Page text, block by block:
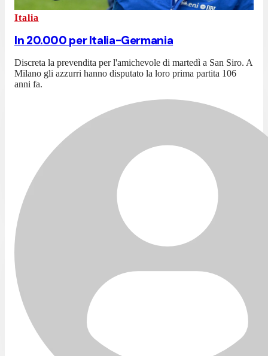
Italia
In 20.000 per Italia-Germania
Discreta la prevendita per l'amichevole di martedì a San Siro. A
Milano gli azzurri hanno disputato la loro prima partita 106
anni fa.